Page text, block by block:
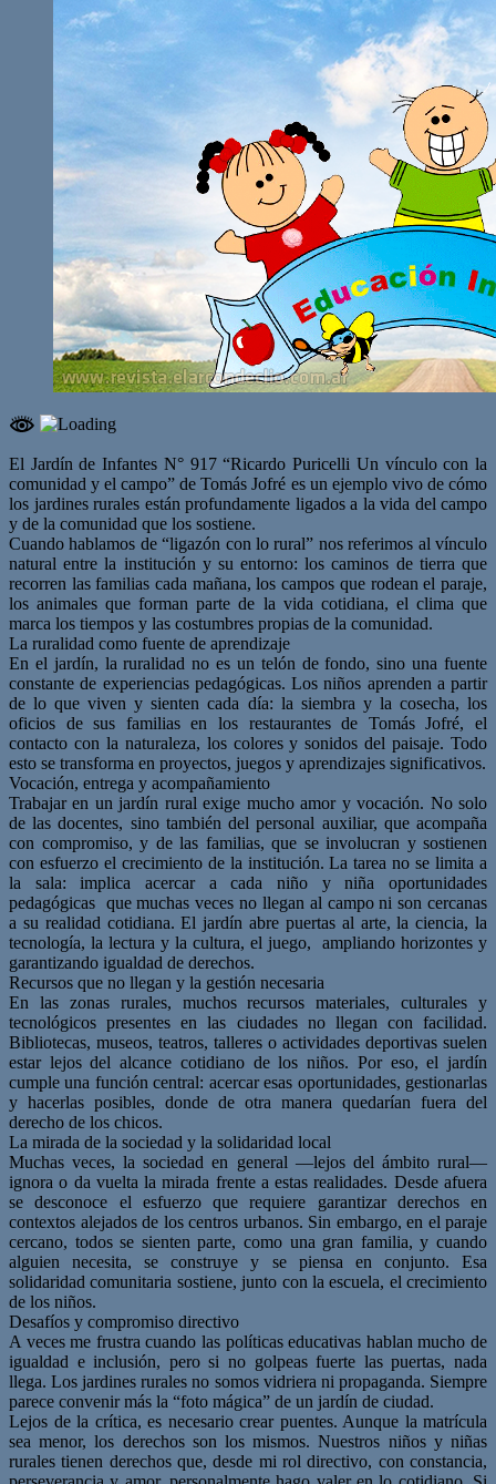
El Jardín de Infantes N° 917 “Ricardo Puricelli Un vínculo con la
comunidad y el campo” de Tomás Jofré es un ejemplo vivo de cómo
los jardines rurales están profundamente ligados a la vida del campo
y de la comunidad que los sostiene.
Cuando hablamos de “ligazón con lo rural” nos referimos al vínculo
natural entre la institución y su entorno: los caminos de tierra que
recorren las familias cada mañana, los campos que rodean el paraje,
los animales que forman parte de la vida cotidiana, el clima que
marca los tiempos y las costumbres propias de la comunidad.
La ruralidad como fuente de aprendizaje
En el jardín, la ruralidad no es un telón de fondo, sino una fuente
constante de experiencias pedagógicas. Los niños aprenden a partir
de lo que viven y sienten cada día: la siembra y la cosecha, los
oficios de sus familias en los restaurantes de Tomás Jofré, el
contacto con la naturaleza, los colores y sonidos del paisaje. Todo
esto se transforma en proyectos, juegos y aprendizajes significativos.
Vocación, entrega y acompañamiento
Trabajar en un jardín rural exige mucho amor y vocación. No solo
de las docentes, sino también del personal auxiliar, que acompaña
con compromiso, y de las familias, que se involucran y sostienen
con esfuerzo el crecimiento de la institución. La tarea no se limita a
la sala: implica acercar a cada niño y niña oportunidades
pedagógicas que muchas veces no llegan al campo ni son cercanas
a su realidad cotidiana. El jardín abre puertas al arte, la ciencia, la
tecnología, la lectura y la cultura, el juego, ampliando horizontes y
garantizando igualdad de derechos.
Recursos que no llegan y la gestión necesaria
En las zonas rurales, muchos recursos materiales, culturales y
tecnológicos presentes en las ciudades no llegan con facilidad.
Bibliotecas, museos, teatros, talleres o actividades deportivas suelen
estar lejos del alcance cotidiano de los niños. Por eso, el jardín
cumple una función central: acercar esas oportunidades, gestionarlas
y hacerlas posibles, donde de otra manera quedarían fuera del
derecho de los chicos.
La mirada de la sociedad y la solidaridad local
Muchas veces, la sociedad en general —lejos del ámbito rural—
ignora o da vuelta la mirada frente a estas realidades. Desde afuera
se desconoce el esfuerzo que requiere garantizar derechos en
contextos alejados de los centros urbanos. Sin embargo, en el paraje
cercano, todos se sienten parte, como una gran familia, y cuando
alguien necesita, se construye y se piensa en conjunto. Esa
solidaridad comunitaria sostiene, junto con la escuela, el crecimiento
de los niños.
Desafíos y compromiso directivo
A veces me frustra cuando las políticas educativas hablan mucho de
igualdad e inclusión, pero si no golpeas fuerte las puertas, nada
llega. Los jardines rurales no somos vidriera ni propaganda. Siempre
parece convenir más la “foto mágica” de un jardín de ciudad.
Lejos de la crítica, es necesario crear puentes. Aunque la matrícula
sea menor, los derechos son los mismos. Nuestros niños y niñas
rurales tienen derechos que, desde mi rol directivo, con constancia,